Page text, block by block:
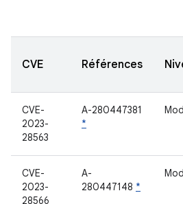
CVE Références
CVE-
2023-
28563
A-280447381
*
CVE-
2023-
28566
A-
280447148 *